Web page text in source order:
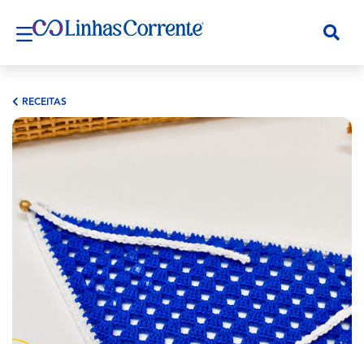
RECEITAS